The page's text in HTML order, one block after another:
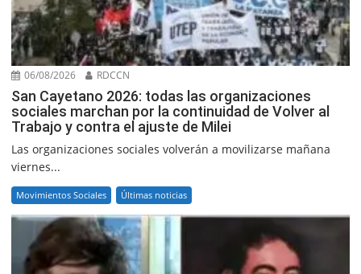
06/08/2026 RDCCN
San Cayetano 2026: todas las organizaciones
sociales marchan por la continuidad de Volver al
Trabajo y contra el ajuste de Milei
Las organizaciones sociales volverán a movilizarse mañana
viernes...
Movimientos Sociales Últimas noticias